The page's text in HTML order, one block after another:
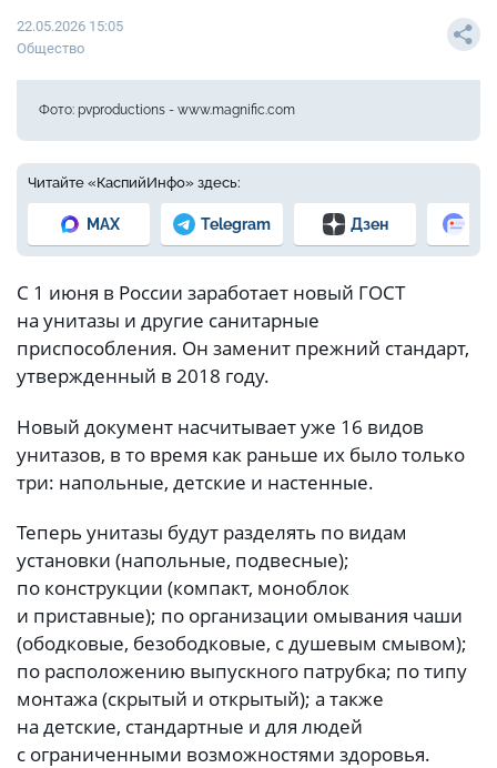
22.05.2026 15:05
Общество
Фото: pvproductions - www.magnific.com
Читайте «КаспийИнфо» здесь:
MAX Telegram Дзен
С 1 июня в России заработает новый ГОСТ
на унитазы и другие санитарные
приспособления. Он заменит прежний стандарт,
утвержденный в 2018 году.
Новый документ насчитывает уже 16 видов
унитазов, в то время как раньше их было только
три: напольные, детские и настенные.
Теперь унитазы будут разделять по видам
установки (напольные, подвесные);
по конструкции (компакт, моноблок
и приставные); по организации омывания чаши
(ободковые, безободковые, с душевым смывом);
по расположению выпускного патрубка; по типу
монтажа (скрытый и открытый); а также
на детские, стандартные и для людей
с ограниченными возможностями здоровья.